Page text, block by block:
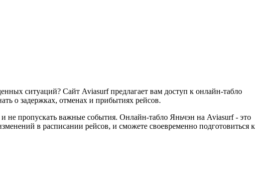
ситуаций? Сайт Aviasurf предлагает вам доступ к онлайн-табло
о задержках, отменах и прибытиях рейсов.
не пропускать важные события. Онлайн-табло Яньчэн на Aviasurf - это
в расписании рейсов, и сможете своевременно подготовиться к